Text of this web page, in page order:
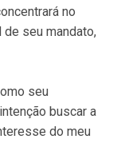
no
seu mandato,
seu
buscar a
do meu